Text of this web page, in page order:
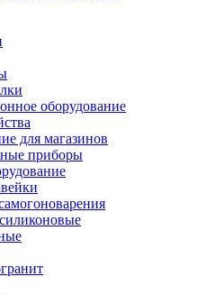
оборудование
для магазинов
приборы